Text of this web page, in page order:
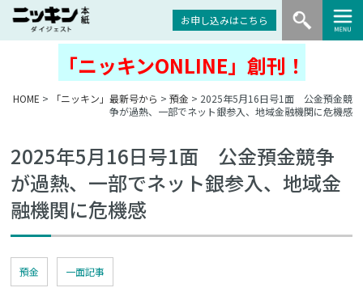
お申し込みはこちら
「ニッキンONLINE」創刊！
HOME > 「ニッキン」最新号から > 預金 > 2025年5月16日号1面 公金預金競
争が過熱、一部でネット銀参入、地域金融機関に危機感
2025年5月16日号1面 公金預金競争
が過熱、一部でネット銀参入、地域金
融機関に危機感
預金 一面記事